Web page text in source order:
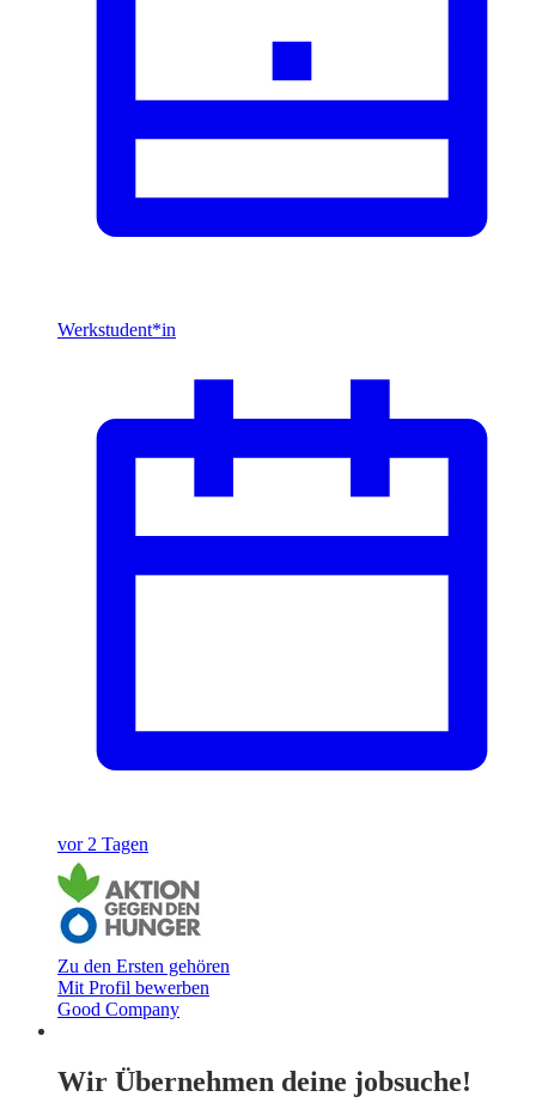
Werkstudent*in
vor 2 Tagen
Zu den Ersten gehören
Mit Profil bewerben
Good Company
Wir Übernehmen deine jobsuche!